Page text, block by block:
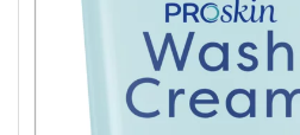
Abonnement